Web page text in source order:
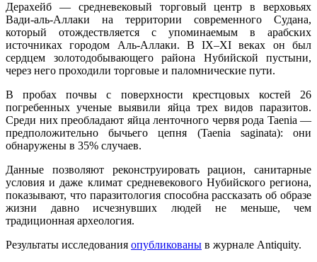
Дерахейб — средневековый торговый центр в верховьях
Вади-аль-Аллаки на территории современного Судана,
который отождествляется с упоминаемым в арабских
источниках городом Аль-Аллаки. В IX–XI веках он был
сердцем золотодобывающего района Нубийской пустыни,
через него проходили торговые и паломнические пути.
В пробах почвы с поверхности крестцовых костей 26
погребенных ученые выявили яйца трех видов паразитов.
Среди них преобладают яйца ленточного червя рода Taenia —
предположительно бычьего цепня (Taenia saginata): они
обнаружены в 35% случаев.
Данные позволяют реконструировать рацион, санитарные
условия и даже климат средневекового Нубийского региона,
показывают, что паразитология способна рассказать об образе
жизни давно исчезнувших людей не меньше, чем
традиционная археология.
Результаты исследования опубликованы в журнале Antiquity.